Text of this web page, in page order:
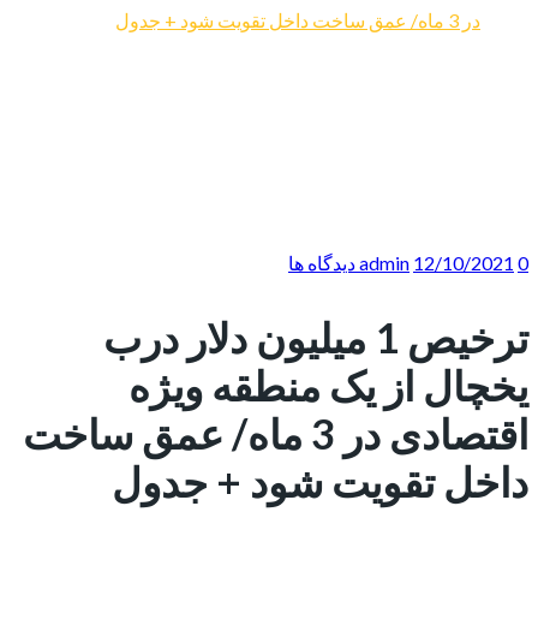
در 3 ماه/ عمق ساخت داخل تقویت شود + جدول
admin 12/10/2021 0 دیدگاه ها
ترخیص 1 میلیون دلار درب
یخچال از یک منطقه ویژه
اقتصادی در 3 ماه/ عمق ساخت
داخل تقویت شود + جدول